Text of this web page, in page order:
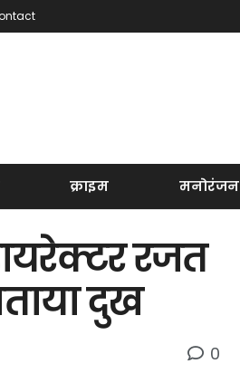
क्राइम मनोरंजन
रजत
दुख
0